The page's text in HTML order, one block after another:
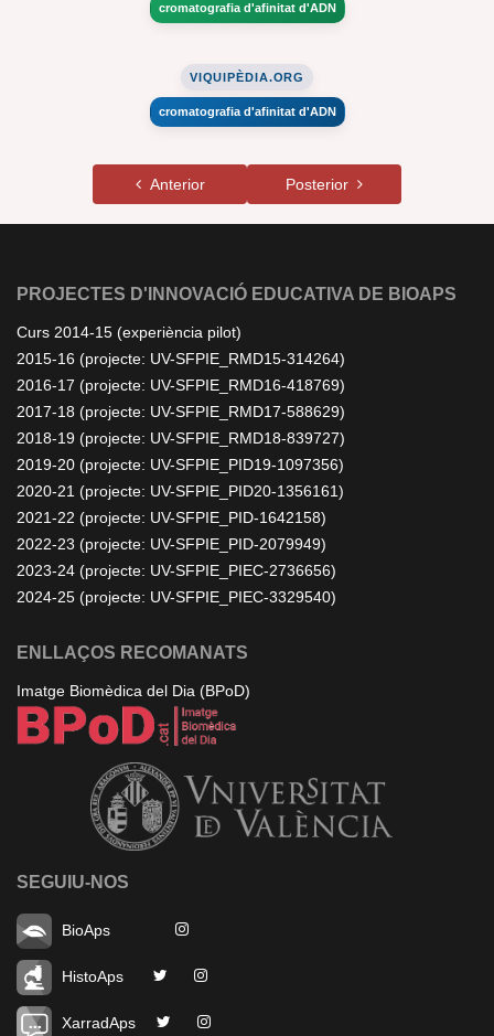
cromatografia d'afinitat d'ADN
VIQUIPÈDIA.ORG
cromatografia d'afinitat d'ADN
Anterior Posterior
PROJECTES D'INNOVACIÓ EDUCATIVA DE BIOAPS
Curs 2014-15 (experiència pilot)
2015-16 (projecte: UV-SFPIE_RMD15-314264)
2016-17 (projecte: UV-SFPIE_RMD16-418769)
2017-18 (projecte: UV-SFPIE_RMD17-588629)
2018-19 (projecte: UV-SFPIE_RMD18-839727)
2019-20 (projecte: UV-SFPIE_PID19-1097356)
2020-21 (projecte: UV-SFPIE_PID20-1356161)
2021-22 (projecte: UV-SFPIE_PID-1642158)
2022-23 (projecte: UV-SFPIE_PID-2079949)
2023-24 (projecte: UV-SFPIE_PIEC-2736656)
2024-25 (projecte: UV-SFPIE_PIEC-3329540)
ENLLAÇOS RECOMANATS
Imatge Biomèdica del Dia (BPoD)
SEGUIU-NOS
BioAps
HistoAps
XarradAps